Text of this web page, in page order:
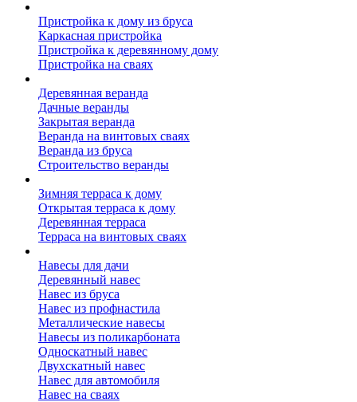
Пристройка к дому из бруса
Каркасная пристройка
Пристройка к деревянному дому
Пристройка на сваях
Деревянная веранда
Дачные веранды
Закрытая веранда
Веранда на винтовых сваях
Веранда из бруса
Строительство веранды
Зимняя терраса к дому
Открытая терраса к дому
Деревянная терраса
Терраса на винтовых сваях
Навесы для дачи
Деревянный навес
Навес из бруса
Навес из профнастила
Металлические навесы
Навесы из поликарбоната
Односкатный навес
Двухскатный навес
Навес для автомобиля
Навес на сваях